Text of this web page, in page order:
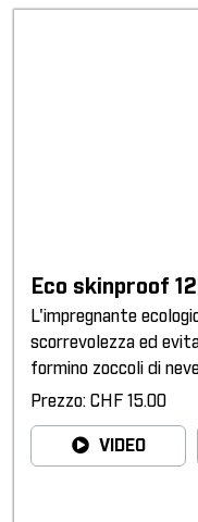
Eco skinproof
L'impregnante
scorrevolezza ed
formino zoccoli di
Prezzo: CHF 15.00
VIDEO